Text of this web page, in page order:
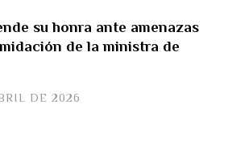
su honra ante amenazas
de la ministra de
DE 2026